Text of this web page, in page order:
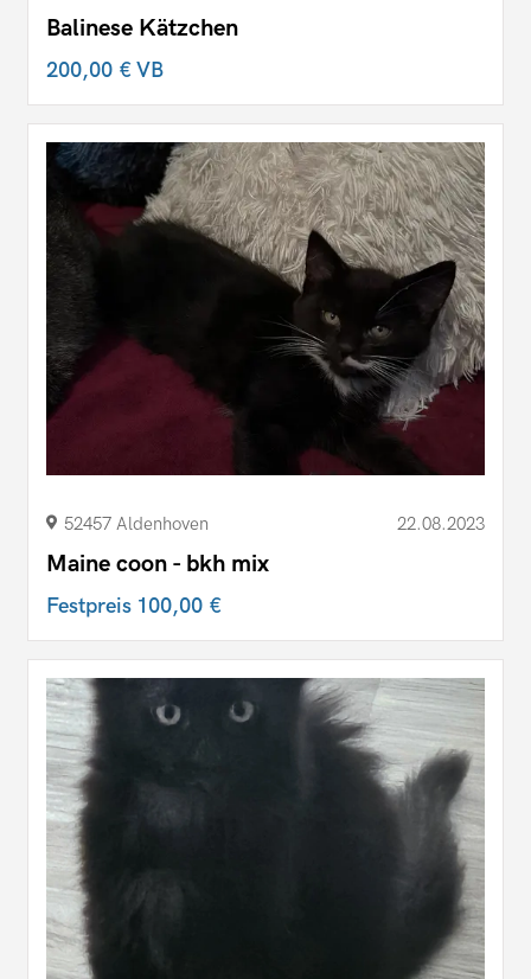
Balinese Kätzchen
200,00 €VB
52457 Aldenhoven 22.08.2023
Maine coon - bkh mix
Festpreis 100,00 €